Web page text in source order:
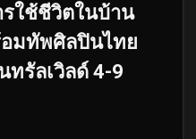
รใช้ชีวิตในบ้าน
อมทัพศิลปินไทย
ทรัลเวิลด์ 4-9